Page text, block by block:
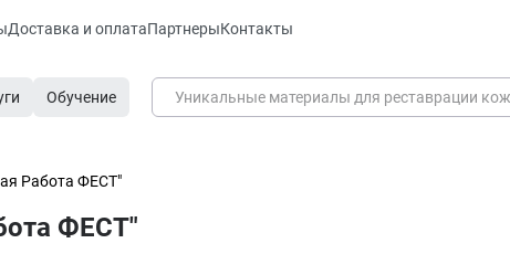
Доставка и оплатаПартнерыКонтакты
Обучение
Работа ФЕСТ"
ФЕСТ"